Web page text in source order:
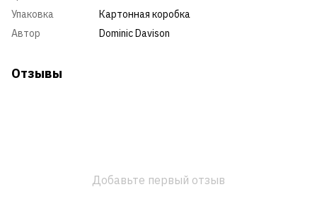
Упаковка
Картонная коробка
Автор
Dominic Davison
Отзывы
Добавьте первый отзыв